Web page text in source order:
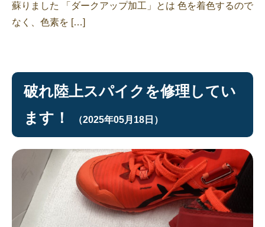
蘇りました 「ダークアップ加工」とは 色を着色するので
なく、色素を […]
破れ陸上スパイクを修理してい
ます！
（2025年05月18日）